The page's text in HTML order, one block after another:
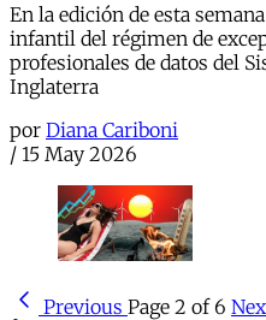
En la edición de esta
infantil del régimen de
profesionales de datos del
Inglaterra
por Diana Cariboni
/ 15 May 2026
Previous Page 2 of 6